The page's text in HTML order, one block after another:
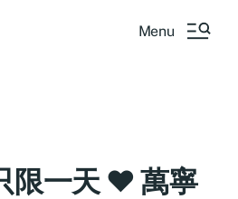
Menu
限一天 ♥ 萬寧